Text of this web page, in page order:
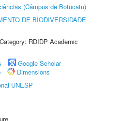
(Câmpus de Botucatu)
DE BIODIVERSIDADE
RDIDP Academic
Google Scholar
Dimensions
UNESP